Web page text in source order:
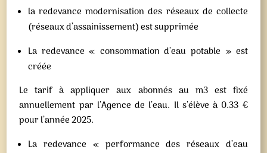
la redevance modernisation des réseaux de collecte
(réseaux d’assainissement) est supprimée
La redevance « consommation d’eau potable » est
créée
Le tarif à appliquer aux abonnés au m3 est fixé
annuellement par l’Agence de l’eau. Il s’élève à 0.33 €
pour l’année 2025.
La redevance « performance des réseaux d’eau